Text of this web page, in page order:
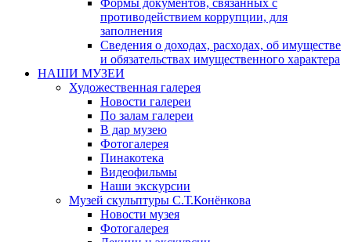
Формы документов, связанных с
противодействием коррупции, для
заполнения
Сведения о доходах, расходах, об имуществе
и обязательствах имущественного характера
НАШИ МУЗЕИ
Художественная галерея
Новости галереи
По залам галереи
В дар музею
Фотогалерея
Пинакотека
Видеофильмы
Наши экскурсии
Музей скульптуры С.Т.Конёнкова
Новости музея
Фотогалерея